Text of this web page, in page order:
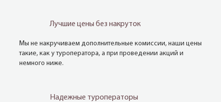
Лучшие цены без накруток
Мы не накручиваем дополнительные комиссии, наши цены
такие, как у туроператора, а при проведении акций и
немного ниже.
Надежные туроператоры